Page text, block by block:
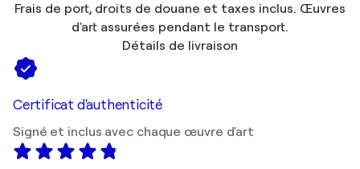
Frais de port, droits de douane et taxes inclus. Œuvres
d'art assurées pendant le transport.
Détails de livraison
Certificat d'authenticité
Signé et inclus avec chaque œuvre d'art